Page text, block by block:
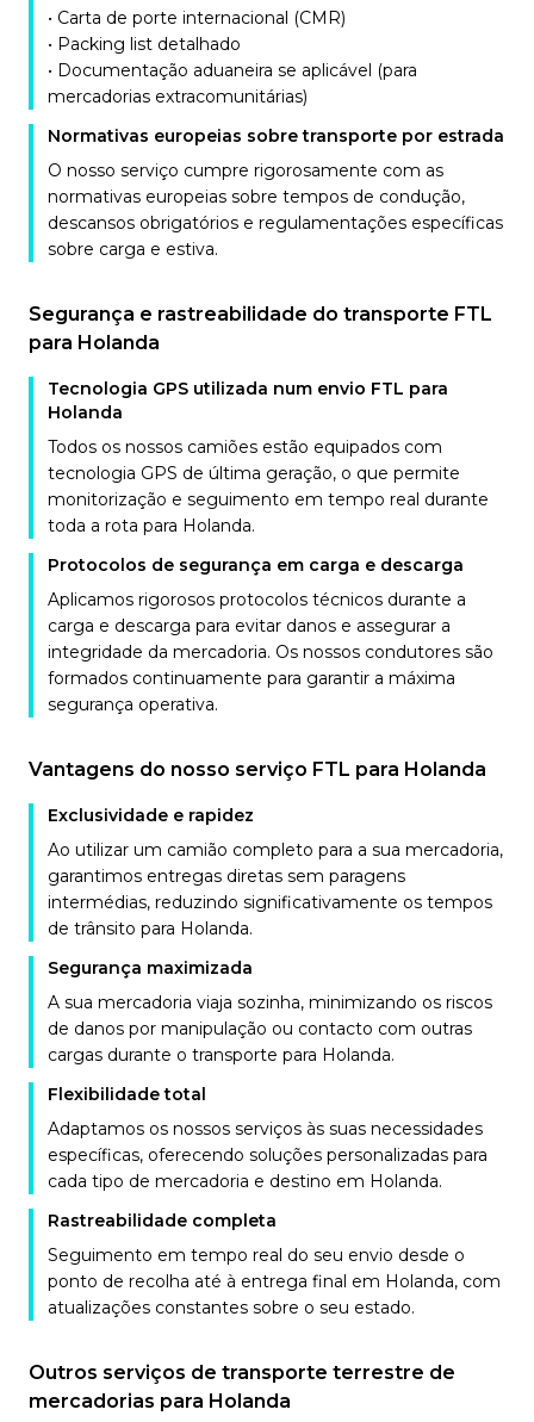
• Carta de porte internacional (CMR)
• Packing list detalhado
• Documentação aduaneira se aplicável (para
mercadorias extracomunitárias)
Normativas europeias sobre transporte por estrada
O nosso serviço cumpre rigorosamente com as
normativas europeias sobre tempos de condução,
descansos obrigatórios e regulamentações específicas
sobre carga e estiva.
Segurança e rastreabilidade do transporte FTL
para Holanda
Tecnologia GPS utilizada num envio FTL para
Holanda
Todos os nossos camiões estão equipados com
tecnologia GPS de última geração, o que permite
monitorização e seguimento em tempo real durante
toda a rota para Holanda.
Protocolos de segurança em carga e descarga
Aplicamos rigorosos protocolos técnicos durante a
carga e descarga para evitar danos e assegurar a
integridade da mercadoria. Os nossos condutores são
formados continuamente para garantir a máxima
segurança operativa.
Vantagens do nosso serviço FTL para Holanda
Exclusividade e rapidez
Ao utilizar um camião completo para a sua mercadoria,
garantimos entregas diretas sem paragens
intermédias, reduzindo significativamente os tempos
de trânsito para Holanda.
Segurança maximizada
A sua mercadoria viaja sozinha, minimizando os riscos
de danos por manipulação ou contacto com outras
cargas durante o transporte para Holanda.
Flexibilidade total
Adaptamos os nossos serviços às suas necessidades
específicas, oferecendo soluções personalizadas para
cada tipo de mercadoria e destino em Holanda.
Rastreabilidade completa
Seguimento em tempo real do seu envio desde o
ponto de recolha até à entrega final em Holanda, com
atualizações constantes sobre o seu estado.
Outros serviços de transporte terrestre de
mercadorias para Holanda